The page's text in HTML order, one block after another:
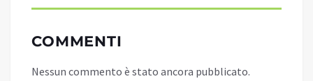
COMMENTI
Nessun commento è stato ancora pubblicato.